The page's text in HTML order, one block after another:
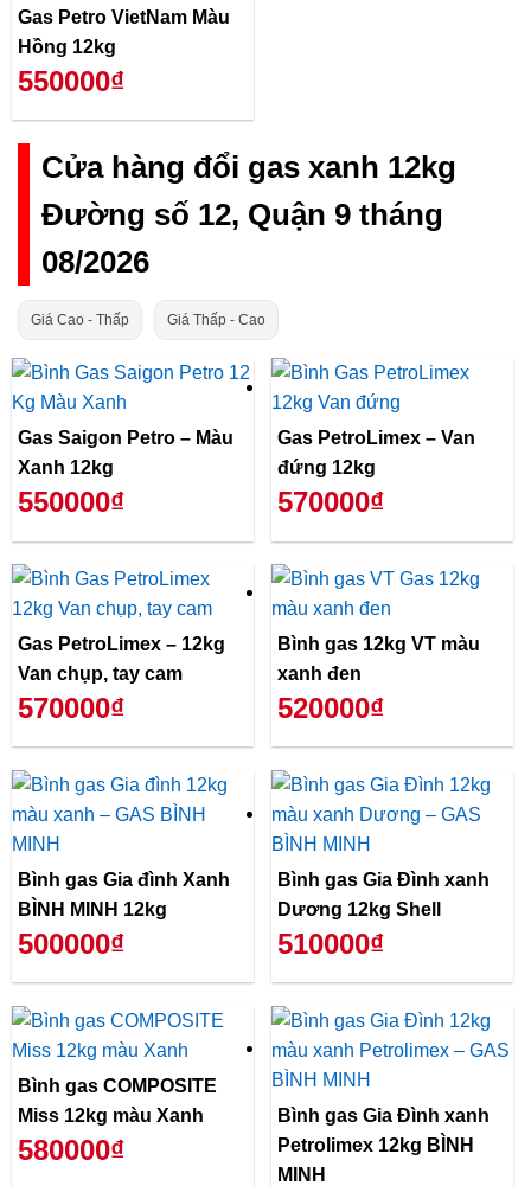
Gas Petro VietNam Màu
Hồng 12kg
550000₫
Cửa hàng đổi gas xanh 12kg
Đường số 12, Quận 9 tháng
08/2026
Giá Cao - Thấp Giá Thấp - Cao
Gas Saigon Petro – Màu
Xanh 12kg
550000₫
Gas PetroLimex – Van
đứng 12kg
570000₫
Gas PetroLimex – 12kg
Van chụp, tay cam
570000₫
Bình gas 12kg VT màu
xanh đen
520000₫
Bình gas Gia đình Xanh
BÌNH MINH 12kg
500000₫
Bình gas Gia Đình xanh
Dương 12kg Shell
510000₫
Bình gas COMPOSITE
Miss 12kg màu Xanh
580000₫
Bình gas Gia Đình xanh
Petrolimex 12kg BÌNH
MINH